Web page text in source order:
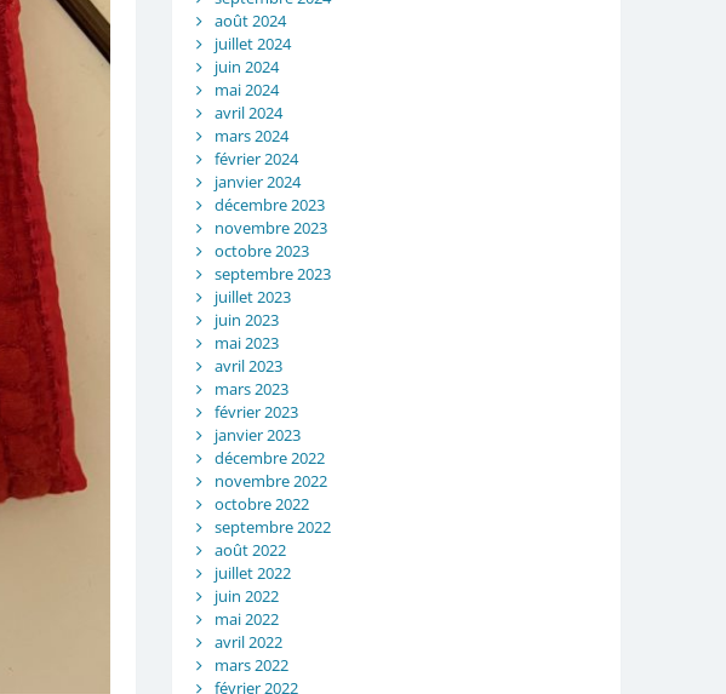
août 2024
juillet 2024
juin 2024
mai 2024
avril 2024
mars 2024
février 2024
janvier 2024
décembre 2023
novembre 2023
octobre 2023
septembre 2023
juillet 2023
juin 2023
mai 2023
avril 2023
mars 2023
février 2023
janvier 2023
décembre 2022
novembre 2022
octobre 2022
septembre 2022
août 2022
juillet 2022
juin 2022
mai 2022
avril 2022
mars 2022
février 2022